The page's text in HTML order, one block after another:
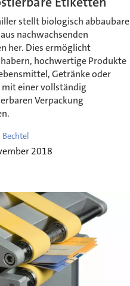
stellt biologisch abbaubare
nachwachsenden
her. Dies ermöglicht
hochwertige Produkte
Getränke oder
mit einer vollständig
Verpackung
Bechtel
2018